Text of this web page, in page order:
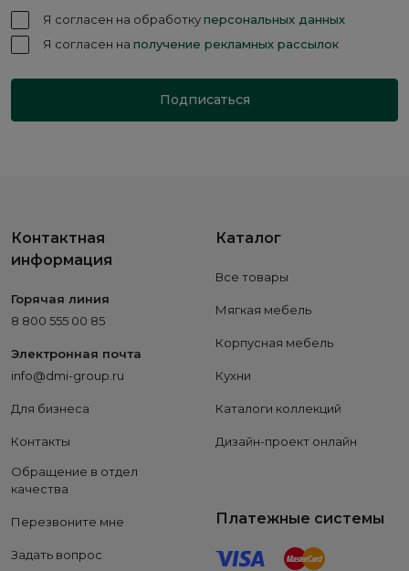
Я согласен на обработкуперсональных данных
Я согласен на получение рекламных рассылок
Подписаться
Контактная
информация
Горячая линия
8 800 555 00 85
Электронная почта
info@dmi-group.ru
Для бизнеса
Контакты
Обращение в отдел
качества
Перезвоните мне
Задать вопрос
Каталог
Все товары
Мягкая мебель
Корпусная мебель
Кухни
Каталоги коллекций
Дизайн-проект онлайн
Платежные системы